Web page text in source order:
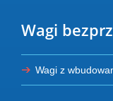
Wagi
Wagi z